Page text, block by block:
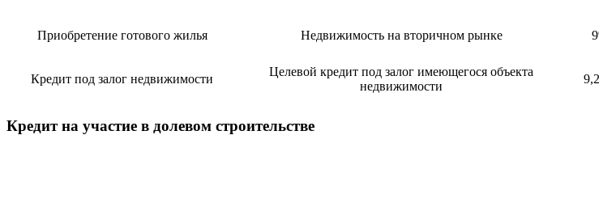
Приобретение готового жилья Недвижимость на вторичном рынке
Кредит под залог недвижимости
Целевой кредит под залог имеющегося объекта
недвижимости
Кредит на участие в долевом строительстве